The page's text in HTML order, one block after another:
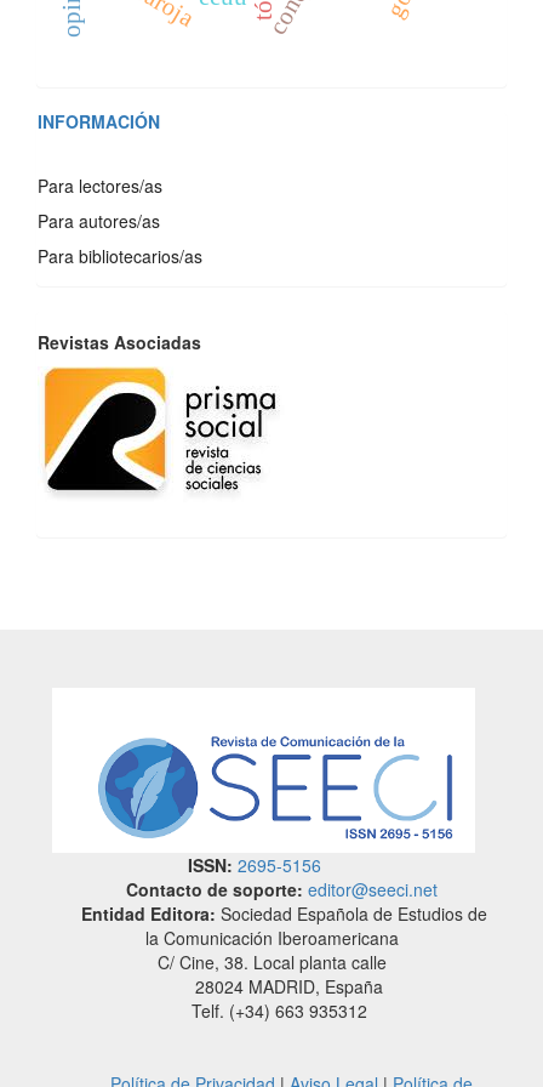
INFORMACIÓN
Para lectores/as
Para autores/as
Para bibliotecarios/as
Revistas Asociadas
ISSN: 2695-5156
Contacto de soporte: editor@seeci.net
Entidad Editora: Sociedad Española de Estudios de
la Comunicación Iberoamericana
C/ Cine, 38. Local planta calle
28024 MADRID, España
Telf. (+34) 663 935312